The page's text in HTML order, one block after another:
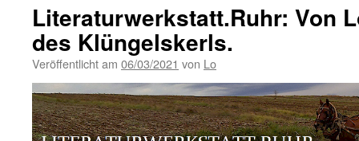
Literaturwerkstatt.Ruhr: Von
des Klüngelskerls.
Veröffentlicht am 06/03/2021 von Lo